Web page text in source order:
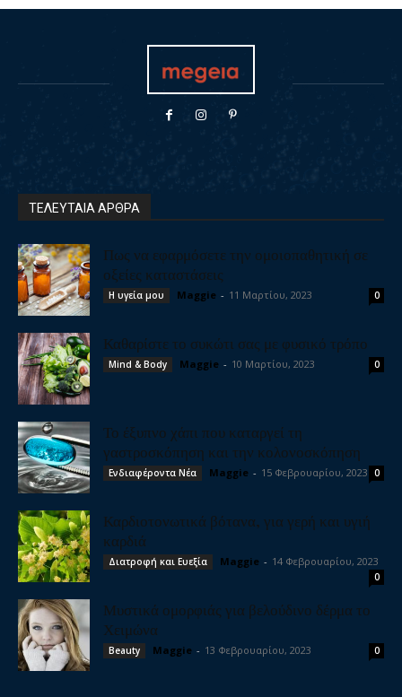
ΤΕΛΕΥΤΑΙΑ ΑΡΘΡΑ
Πως να εφαρμόσετε την ομοιοπαθητική σε
οξείες καταστάσεις
Η υγεία μου Maggie - 11 Μαρτίου, 2023 0
Καθαρίστε το συκώτι σας με φυσικό τρόπο
Mind & Body Maggie - 10 Μαρτίου, 2023 0
Το έξυπνο χάπι που καταργεί τη
γαστροσκόπηση και την κολονοσκόπηση
Ενδιαφέροντα Νέα Maggie - 15 Φεβρουαρίου, 2023 0
Καρδιοτονωτικά βότανα, για γερή και υγιή
καρδιά
Διατροφή και Ευεξία Maggie - 14 Φεβρουαρίου, 2023
0
Μυστικά ομορφιάς για βελούδινο δέρμα το
Χειμώνα
Beauty Maggie - 13 Φεβρουαρίου, 2023 0